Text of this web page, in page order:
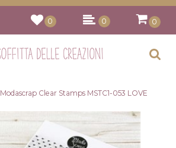
0 0 0
Modascrap Clear Stamps MSTC1-053 LOVE